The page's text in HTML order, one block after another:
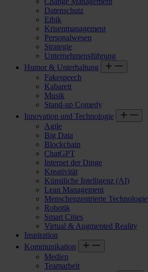
Datenschutz
Ethik
Krisenmanagement
Personalwesen
Strategie
Unternehmensführung
Humor & Unterhaltung
Fakespeech
Kabarett
Musik
Stand-up Comedy
Innovation und Technologie
Agile
Big Data
Blockchain
ChatGPT
Internet der Dinge
Kreativität
Künstliche Intelligenz (AI)
Lean Management
Menschenzentrierte Technologie
Robotik
Smart Cities
Virtual & Augmented Reality
Inspiration
Kommunikation
Medien
Teamarbeit